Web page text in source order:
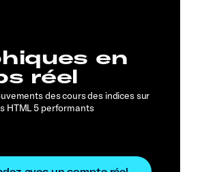
en
réel
des cours des indices sur
HTML 5 performants